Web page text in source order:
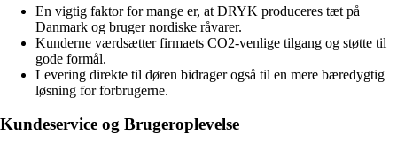
En vigtig faktor for mange er, at DRYK produceres tæt på
Danmark og bruger nordiske råvarer.
Kunderne værdsætter firmaets CO2-venlige tilgang og støtte til
gode formål.
Levering direkte til døren bidrager også til en mere bæredygtig
løsning for forbrugerne.
Kundeservice og Brugeroplevelse